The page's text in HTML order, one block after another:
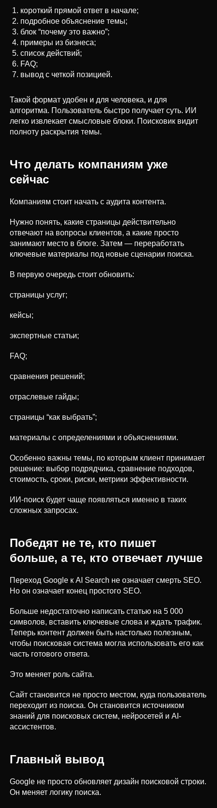
короткий прямой ответ в начале;
подробное объяснение темы;
блок “почему это важно”;
примеры из бизнеса;
список действий;
FAQ;
вывод с четкой позицией.
Такой формат удобен и для человека, и для
алгоритма. Пользователь быстро получает суть. ИИ
легко извлекает смысловые блоки. Поисковик видит
полноту раскрытия темы.
Что делать компаниям уже
сейчас
Компаниям стоит начать с аудита контента.
Нужно понять, какие страницы действительно
отвечают на вопросы клиентов, а какие просто
занимают место в блоге. Затем — переработать
ключевые материалы под новые сценарии поиска.
В первую очередь стоит обновить:
страницы услуг;
кейсы;
экспертные статьи;
FAQ;
сравнения решений;
отраслевые гайды;
страницы “как выбрать”;
материалы с определениями и объяснениями.
Особенно важны темы, по которым клиент принимает
решение: выбор подрядчика, сравнение подходов,
стоимость, сроки, риски, метрики эффективности.
ИИ-поиск будет чаще появляться именно в таких
сложных запросах.
Победят не те, кто пишет
больше, а те, кто отвечает лучше
Переход Google к AI Search не означает смерть SEO.
Но он означает конец простого SEO.
Больше недостаточно написать статью на 5 000
символов, вставить ключевые слова и ждать трафик.
Теперь контент должен быть настолько полезным,
чтобы поисковая система могла использовать его как
часть готового ответа.
Это меняет роль сайта.
Сайт становится не просто местом, куда пользователь
переходит из поиска. Он становится источником
знаний для поисковых систем, нейросетей и AI-
ассистентов.
Главный вывод
Google не просто обновляет дизайн поисковой строки.
Он меняет логику поиска.